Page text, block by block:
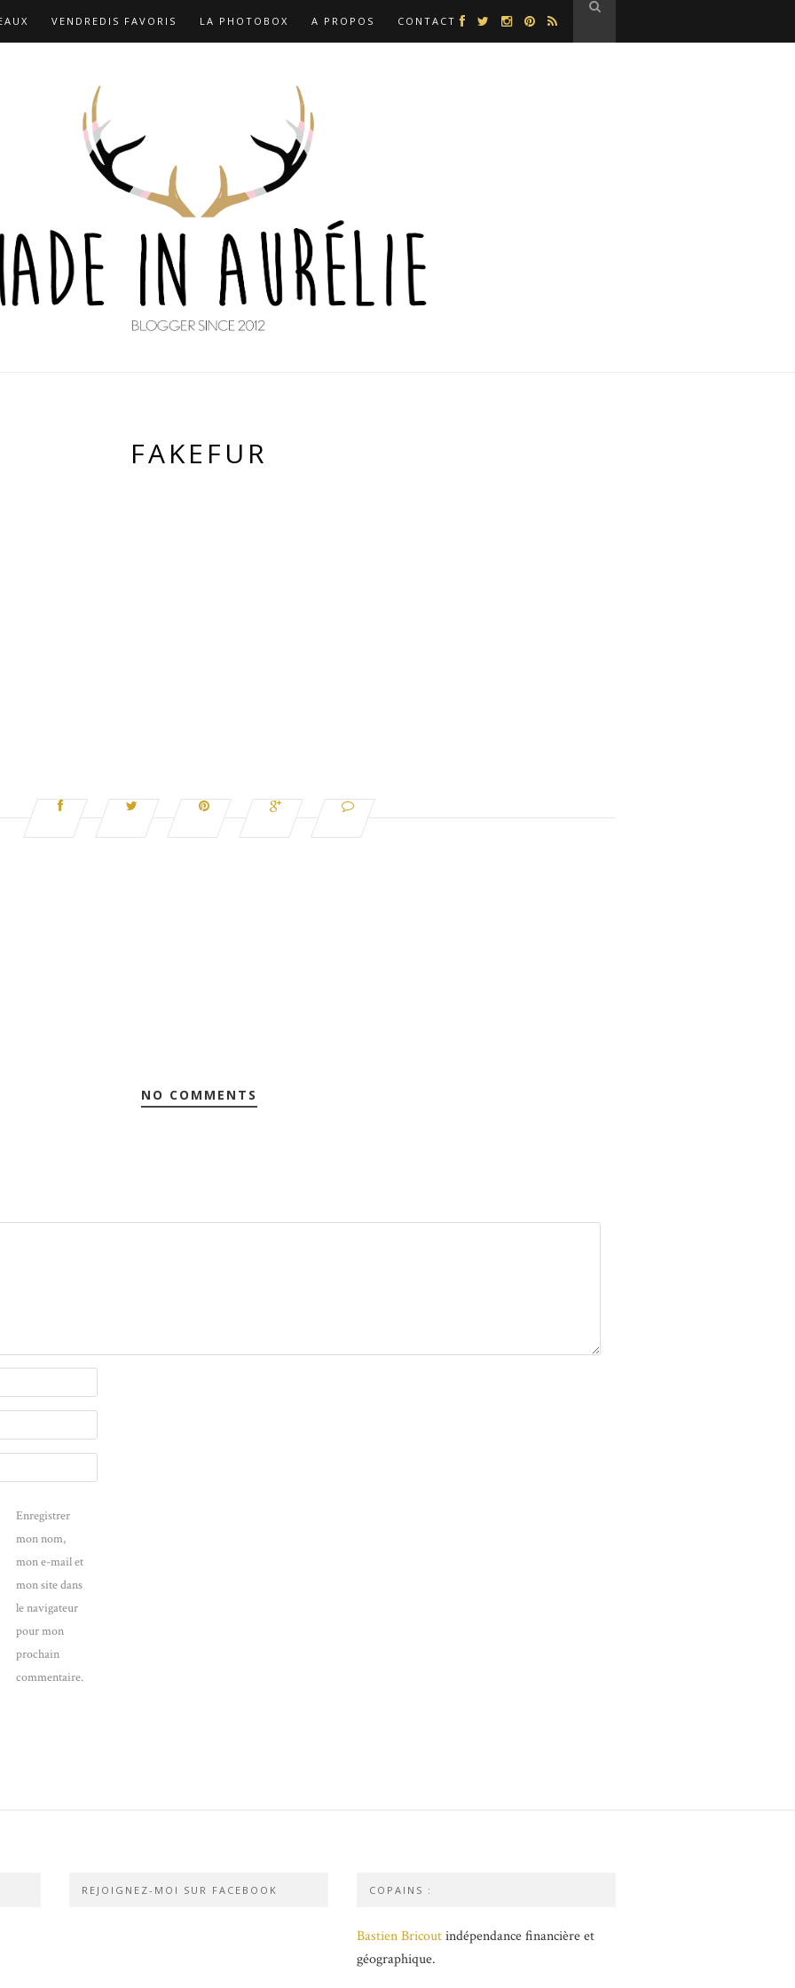
VENDREDIS FAVORIS LA PHOTOBOX A PROPOS CONTACT
FAKEFUR
NO COMMENTS
Enregistrer
mon nom,
mon e-mail et
mon site dans
le navigateur
pour mon
prochain
commentaire.
REJOIGNEZ-MOI SUR FACEBOOK COPAINS :
Bastien Bricoutindépendance financière et
géographique.